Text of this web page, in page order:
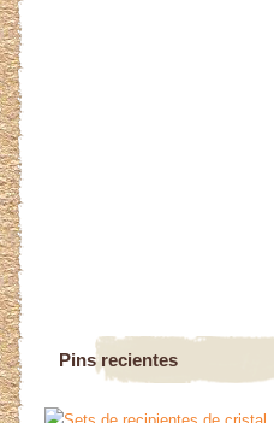
Pins recientes